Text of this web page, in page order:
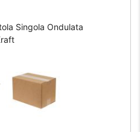
Singola Ondulata